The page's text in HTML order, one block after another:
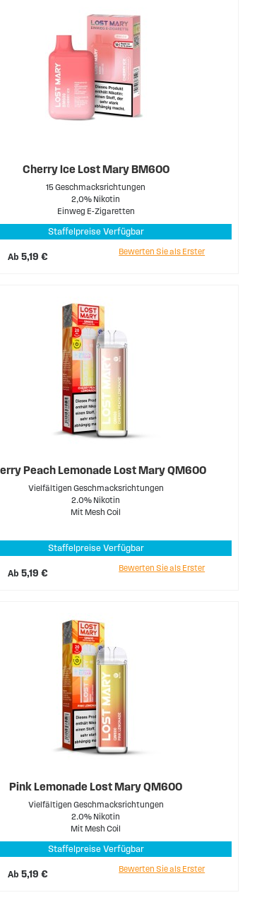
Cherry lce Lost Mary BM600
15 Geschmacksrichtungen
2,0% Nikotin
Einweg E-Zigaretten
Staffelpreise Verfügbar
Ab 5,19 €
Bewerten Sie als Erster
Peach Lemonade Lost Mary QM600
Vielfältigen Geschmacksrichtungen
2.0% Nikotin
Mit Mesh Coil
Staffelpreise Verfügbar
Ab 5,19 €
Bewerten Sie als Erster
Pink Lemonade Lost Mary QM600
Vielfältigen Geschmacksrichtungen
2.0% Nikotin
Mit Mesh Coil
Staffelpreise Verfügbar
Ab 5,19 €
Bewerten Sie als Erster